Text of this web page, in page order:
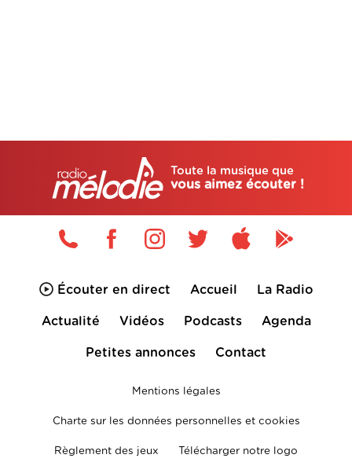
Toute la musique que
vous aimez écouter !
Écouter en direct Accueil La Radio
Actualité Vidéos Podcasts Agenda
Petites annonces Contact
Mentions légales
Charte sur les données personnelles et cookies
Règlement des jeux Télécharger notre logo